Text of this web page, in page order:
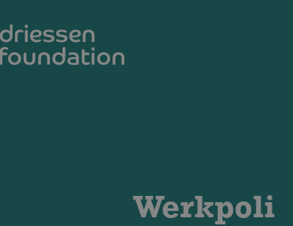
Werkpoli